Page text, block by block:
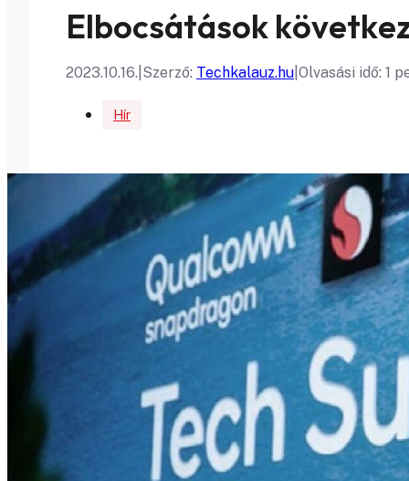
Elbocsátások
2023.10.16. Szerző: Techkalauz.hu Olvasási idő: 1
Hír